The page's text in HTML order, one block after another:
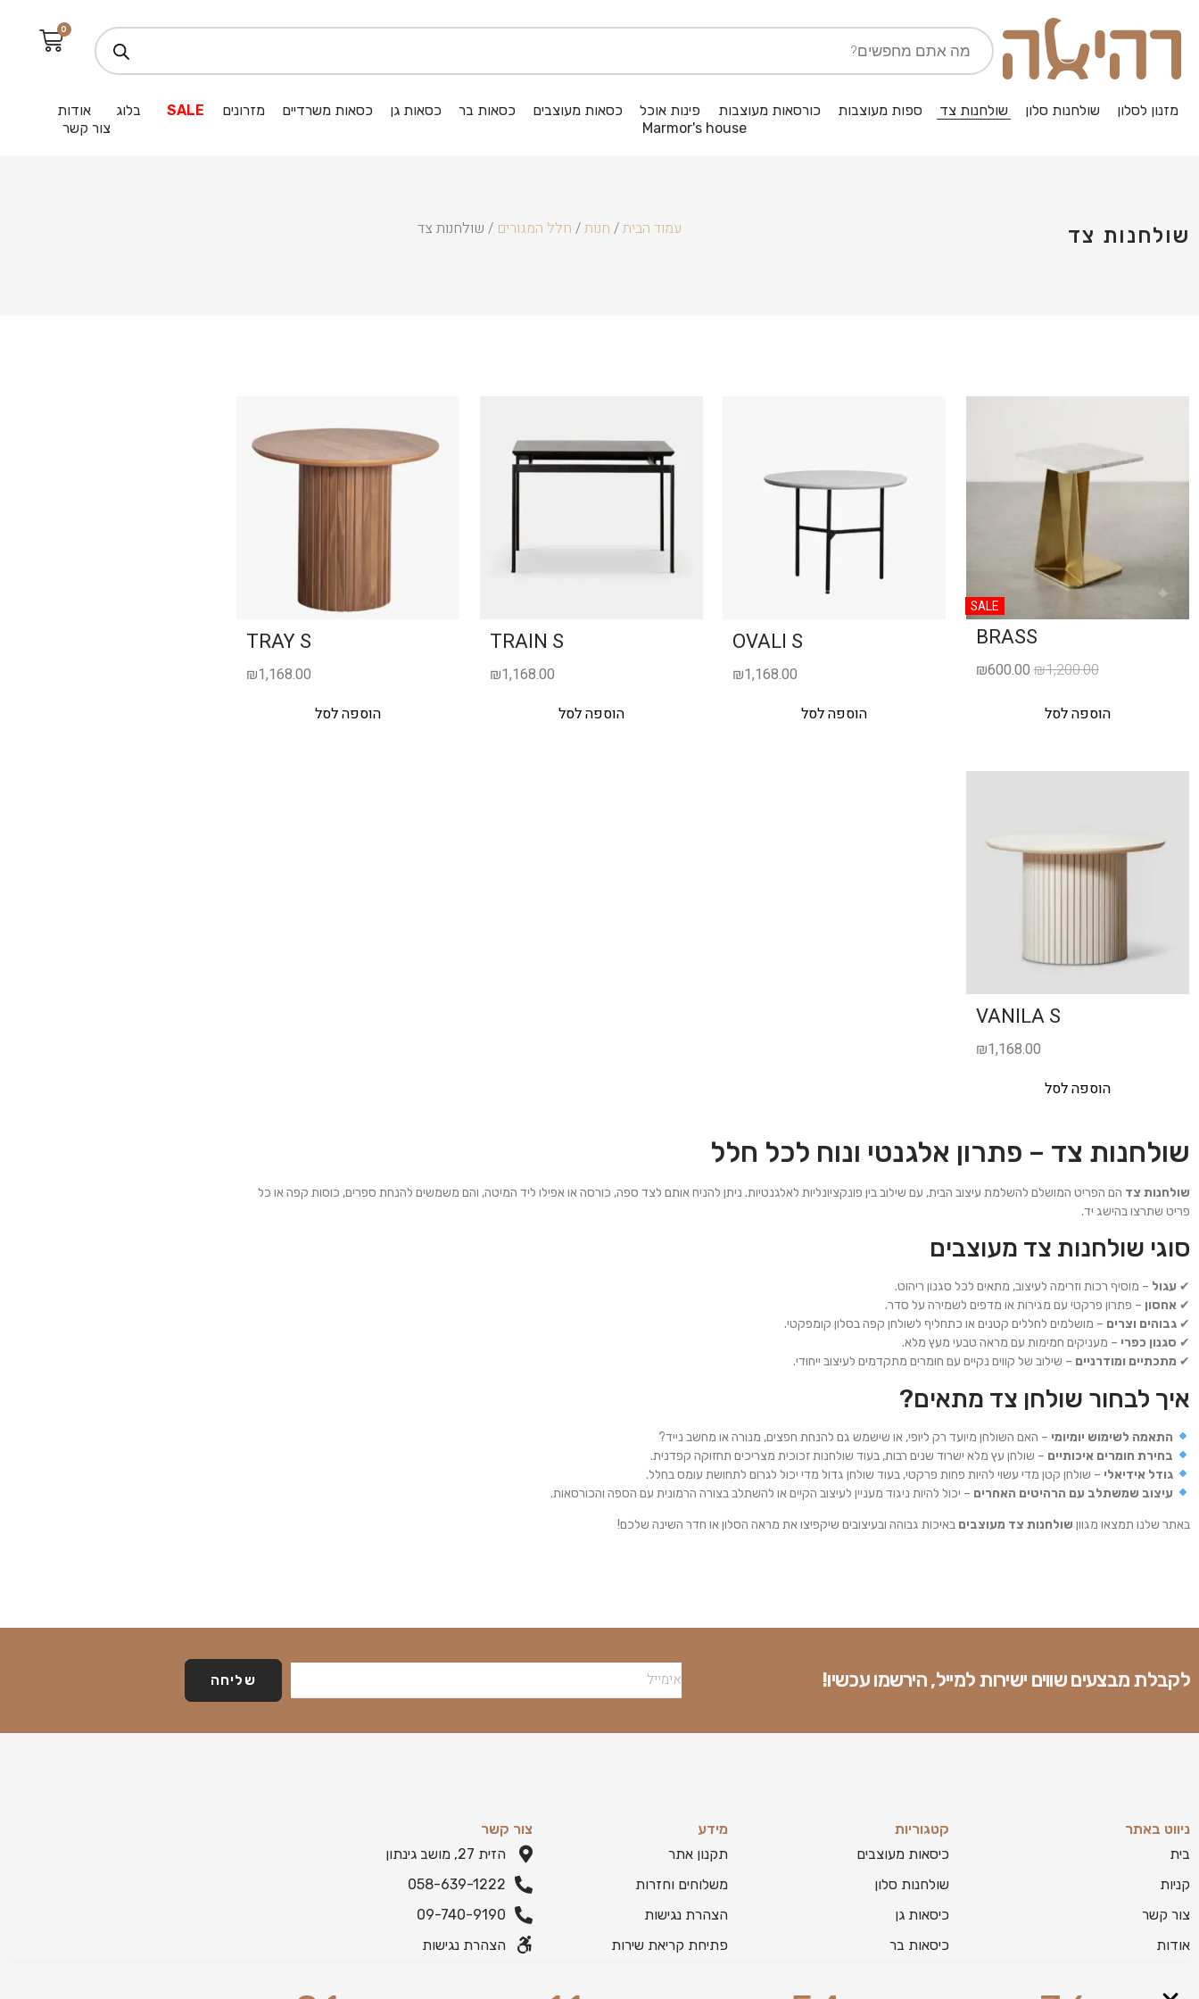
0
מזנון לסלון שולחנות סלון שולחנות צד ספות מעוצבות כורסאות מעוצבות פינות אוכל כסאות מעוצבים כסאות בר כסאות גן כסאות משרדיים
מזרונים
Marmor's house
SALE בלוג
אודות
צור קשר
שולחנות צד עמוד הבית/ חנות/ חלל המגורים / שולחנות צד
SALE
BRASS
₪1,200.00
₪600.00
הוספה לסל
OVALI S
₪1,168.00
הוספה לסל
TRAIN S
₪1,168.00
הוספה לסל
TRAY S
₪1,168.00
הוספה לסל
VANILA S
₪1,168.00
הוספה לסל
שולחנות צד – פתרון אלגנטי ונוח לכל חלל
שולחנות צד הם הפריט המושלם להשלמת עיצוב הבית, עם שילוב בין פונקציונליות לאלגנטיות. ניתן להניח אותם לצד ספה, כורסה או אפילו ליד המיטה, והם משמשים להנחת ספרים, כוסות קפה או כל
פריט שתרצו בהישג יד.
סוגי שולחנות צד מעוצבים
✔ עגול – מוסיף רכות וזרימה לעיצוב, מתאים לכל סגנון ריהוט.
✔ אחסון – פתרון פרקטי עם מגירות או מדפים לשמירה על סדר.
✔ גבוהים וצרים – מושלמים לחללים קטנים או כתחליף לשולחן קפה בסלון קומפקטי.
✔ סגנון כפרי – מעניקים חמימות עם מראה טבעי מעץ מלא.
✔ מתכתיים ומודרניים – שילוב של קווים נקיים עם חומרים מתקדמים לעיצוב ייחודי.
איך לבחור שולחן צד מתאים?
התאמה לשימוש יומיומי – האם השולחן מיועד רק ליופי, או שישמש גם להנחת חפצים, מנורה או מחשב נייד?
בחירת חומרים איכותיים – שולחן עץ מלא ישרוד שנים רבות, בעוד שולחנות זכוכית מצריכים תחזוקה קפדנית.
גודל אידיאלי – שולחן קטן מדי עשוי להיות פחות פרקטי, בעוד שולחן גדול מדי יכול לגרום לתחושת עומס בחלל.
עיצוב שמשתלב עם הרהיטים האחרים – יכול להיות ניגוד מעניין לעיצוב הקיים או להשתלב בצורה הרמונית עם הספה והכורסאות.
באתר שלנו תמצאו מגוון שולחנות צד מעוצבים באיכות גבוהה ובעיצובים שיקפיצו את מראה הסלון או חדר השינה שלכם!
לקבלת מבצעים שווים ישירות למייל, הירשמו עכשיו! שליחה
ניווט באתר
בית
קניות
צור קשר
אודות
קטגוריות
כיסאות מעוצבים
שולחנות סלון
כיסאות גן
כיסאות בר
מידע
תקנון אתר
משלוחים וחזרות
הצהרת נגישות
פתיחת קריאת שירות
צור קשר
הזית 27, מושב גינתון
058-639-1222
09-740-9190
הצהרת נגישות